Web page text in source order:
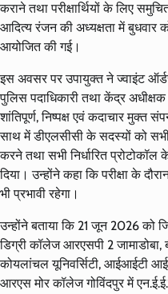
कराने तथा परीक्षार्थियों के लिए
आदित्य रंजन की अध्यक्षता में बुधवार
आयोजित की गई।
इस अवसर पर उपायुक्त ने ज्वाइंट
पुलिस पदाधिकारी तथा केंद्र
शांतिपूर्ण, निष्पक्ष एवं कदाचार मुक्त
साथ में डीएलसीसी के सदस्यों को सभी
करने तथा सभी निर्धारित
दिया। उन्होंने कहा कि परीक्षा के
भी प्रभावी रहेगा।
उन्होंने बताया कि 21 जून 2026 को
डिग्री कॉलेज आरएसपी 2 जामाडोबा,
कोयलांचल यूनिवर्सिटी, आईआईटी
आरएस मोर कॉलेज गोविंदपुर में